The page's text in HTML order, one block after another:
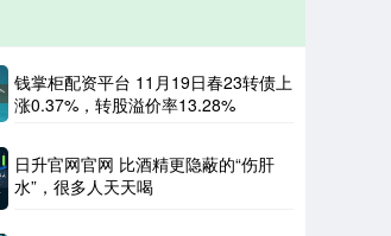
钱掌柜配资平台 11月19日春23转债上
涨0.37%，转股溢价率13.28%
日升官网官网 比酒精更隐蔽的“伤肝
水”，很多人天天喝